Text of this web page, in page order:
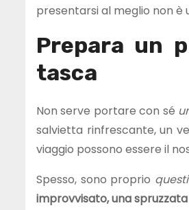
presentarsi al meglio non è
Prepara un
tasca
Non serve portare con sé
salvietta rinfrescante, un
viaggio possono essere il
Spesso, sono proprio
improvvisato, una